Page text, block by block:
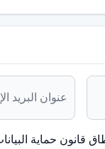
قانون حماية